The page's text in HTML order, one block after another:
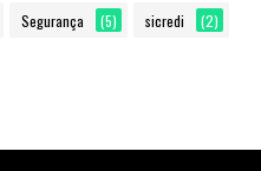
Segurança (5) sicredi (2)